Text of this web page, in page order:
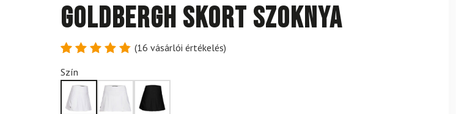
GOLDBERGH SKORT szoknya
4.88
5-ből,
értékelés
alapján
(16 vásárlói értékelés)
Szín